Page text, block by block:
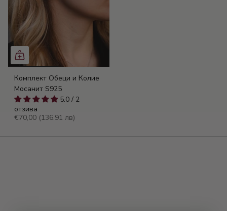
Комплект Обеци и Колие
Мосанит S925
5.0 / 2
отзива
€70,00 (136.91 лв)